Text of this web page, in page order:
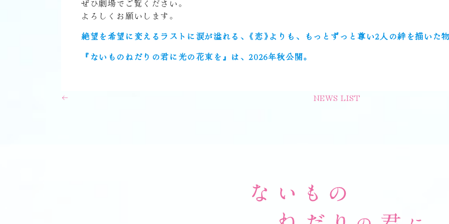
ぜひ劇場でご覧ください。
よろしくお願いします。
絶望を希望に変えるラストに涙が溢れる、《恋》よりも、もっとずっと尊い2人の絆を描いた
『ないものねだりの君に光の花束を』は、2026年秋公開。
← NEWS LIST